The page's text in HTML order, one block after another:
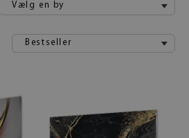
Vælg en by
Bestseller